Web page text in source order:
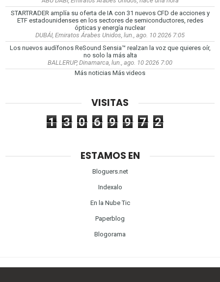
STARTRADER amplía su oferta de IA con 31 nuevos CFD de acciones y
ETF estadounidenses en los sectores de semiconductores, redes
ópticas y energía nuclear
DUBÁI, Emiratos Árabes Unidos, lun., ago. 10 2026 7:05
Los nuevos audífonos ReSound Sensia™ realzan la voz que quieres oír,
no solo la más alta
BALLERUP, Dinamarca, lun., ago. 10 2026 7:00
Más noticias Más videos
VISITAS
1 3 0 6 9 9 7 2
ESTAMOS EN
Bloguers.net
Indexalo
En la Nube Tic
Paperblog
Blogorama